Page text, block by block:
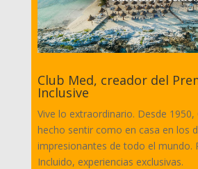
Club Med, creador del
Inclusive
Vive lo extraordinario. Desde 1950,
hecho sentir como en casa en los
impresionantes de todo el mundo.
Incluido, experiencias exclusivas.